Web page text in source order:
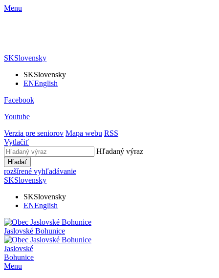
Menu
SKSlovensky
SKSlovensky
ENEnglish
Facebook
Youtube
Verzia pre seniorov Mapa webu RSS
Vytlačiť
Hľadaný výraz
Hľadať
rozšírené vyhľadávanie
SKSlovensky
SKSlovensky
ENEnglish
Jaslovské Bohunice
Jaslovské
Bohunice
Menu